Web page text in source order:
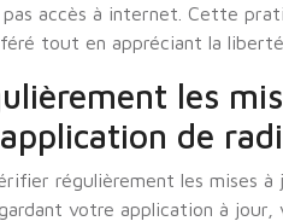
pas accès à internet. Cette
tout en appréciant la
les
de
régulièrement les mises
votre application à jour,